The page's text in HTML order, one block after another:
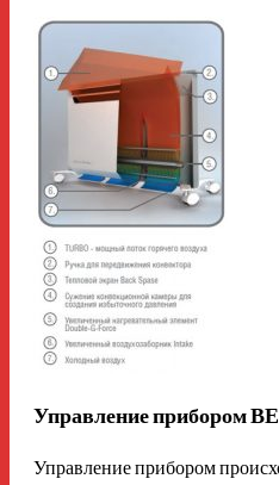
Управление прибором
Управление прибором